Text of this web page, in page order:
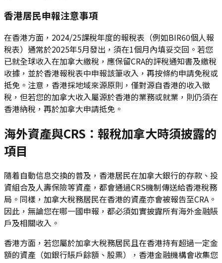
香港居民申報注意事項
在香港方面，2024/25課稅年度的報稅表（例如BIR60個人報
稅表）通常於2025年5月發出，須在1個月內填妥交回。若您
已就全球收入在加拿大繳稅，應保留CRA的評稅通知書及繳稅
收據，並於香港報稅表中申報該筆收入，再按條約申請免稅或
抵免。注意，香港採地域來源原則，僅對源自香港的收入徵
稅，但若您的加拿大收入屬源於香港的業務或就業，則仍須在
香港納稅，再於加拿大申請抵免。
海外資產與CRS：報稅加拿大時須披露的
項目
隨着自動信息交換的普及，香港居民在加拿大銀行的存款、投
資組合及人壽保險等資產，都會通過CRS機制傳送給香港稅務
局。同樣，加拿大稅務居民在香港的資產亦會被報告至CRA。
因此，無論您在哪一國申報，都必須如實披露所有海外金融賬
戶及相關收入。
香港方面，若您屬於加拿大稅務居民且在香港持有超過一定金
額的資產（如銀行賬戶餘額、股票），香港金融機構會收集您